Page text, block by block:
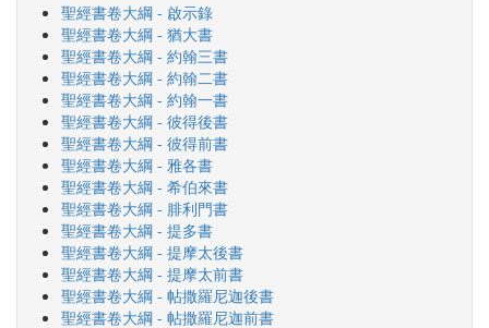
聖經書卷大綱 - 啟示錄
聖經書卷大綱 - 猶大書
聖經書卷大綱 - 約翰三書
聖經書卷大綱 - 約翰二書
聖經書卷大綱 - 約翰一書
聖經書卷大綱 - 彼得後書
聖經書卷大綱 - 彼得前書
聖經書卷大綱 - 雅各書
聖經書卷大綱 - 希伯來書
聖經書卷大綱 - 腓利門書
聖經書卷大綱 - 提多書
聖經書卷大綱 - 提摩太後書
聖經書卷大綱 - 提摩太前書
聖經書卷大綱 - 帖撒羅尼迦後書
聖經書卷大綱 - 帖撒羅尼迦前書